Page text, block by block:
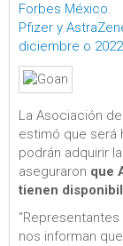
Forbes México.
Pfizer y
diciembre o
La Asociación
estimó que será
podrán adquirir
aseguraron que
tienen
nos informan